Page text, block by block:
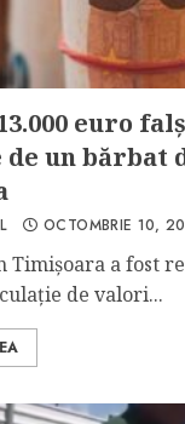
euro
un bărbat
OCTOMBRIE 10,
Timișoara a fost
de valori...